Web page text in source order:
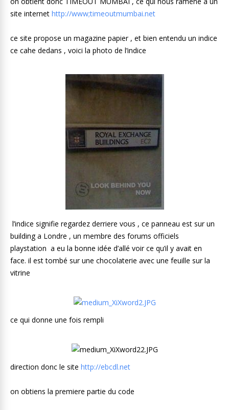
site internet http://www;timeoutmumbai.net
ce site propose un magazine papier , et bien entendu un indice
ce cahe dedans , voici la photo de l’indice
l’indice signifie regardez derriere vous , ce panneau est sur un
building a Londre , un membre des forums officiels
playstation a eu la bonne idée d’allé voir ce qu’il y avait en
face. il est tombé sur une chocolaterie avec une feuille sur la
vitrine
ce qui donne une fois rempli
direction donc le site http://ebcdl.net
on obtiens la premiere partie du code